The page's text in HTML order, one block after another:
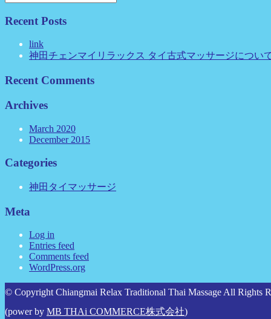
Recent Posts
link
神田チェンマイリラックス タイ古式マッサージについ
Recent Comments
Archives
March 2020
December 2015
Categories
神田タイマッサージ
Meta
Log in
Entries feed
Comments feed
WordPress.org
© Copyright Chiangmai Relax Traditional Thai Massage All Rights
(power by MB THAi COMMERCE株式会社)